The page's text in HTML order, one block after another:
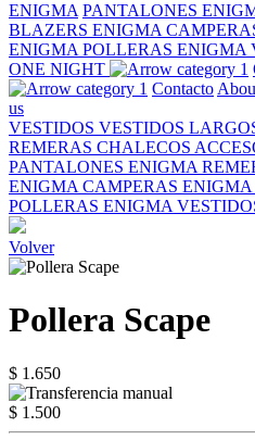
ENIGMA PANTALONES
BLAZERS ENIGMA
ENIGMA POLLERAS ENIGMA
ONE NIGHT
Contacto
us
VESTIDOS VESTIDOS
REMERAS CHALECOS
PANTALONES ENIGMA
ENIGMA CAMPERAS ENIGMA
POLLERAS ENIGMA
Volver
Pollera Scape
$ 1.650
$ 1.500